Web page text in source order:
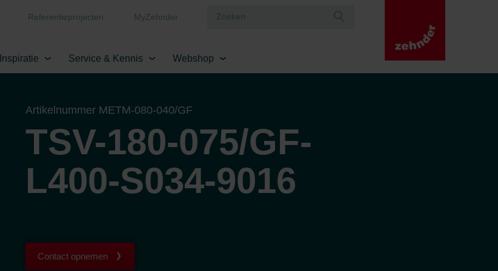
Referentieprojecten MyZehnder
Inspiratie Service & Kennis Webshop
Artikelnummer METM-080-040/GF
TSV-180-075/GF-
L400-S034-9016
Contact opnemen